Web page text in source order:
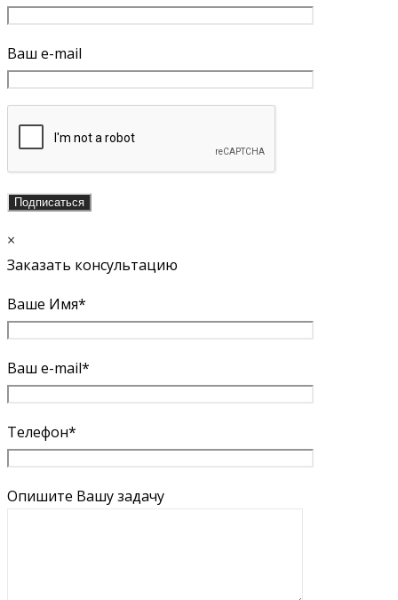
Ваш e-mail
×
Заказать консультацию
Ваше Имя*
Ваш e-mail*
Телефон*
Опишите Вашу задачу